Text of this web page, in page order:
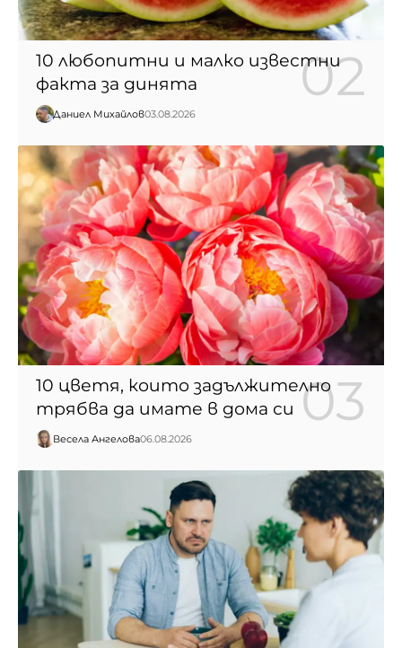
10 любопитни и малко известни
факта за динята
Даниел Михайлов03.08.2026
10 цветя, които задължително
трябва да имате в дома си
Весела Ангелова06.08.2026